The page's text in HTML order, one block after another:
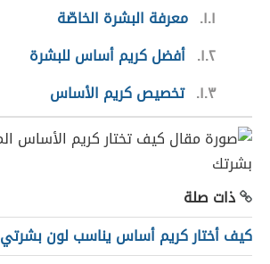
١.١ معرفة البشرة الخاصّة
١.٢ أفضل كريم أساس للبشرة
١.٣ تخصيص كريم الأساس
ذات صلة
كيف أختار كريم أساس يناسب لون بشرتي